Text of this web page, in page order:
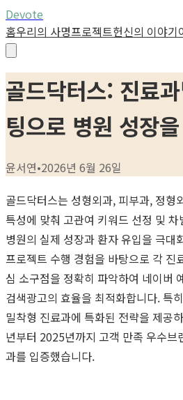
Devote
홈우리의 사명프로젝트헌신의 이야기
골드닥터스: 진료
팅으로 병원 성장
윤서연•2026년 6월 26일
골드닥터스는 성형외과, 피부과, 정형
특성에 맞춰 고관여 키워드 선정 및
병원의 실제 성장과 환자 유입을 극대
프로젝트 수행 경험을 바탕으로 각 진
심 소구점을 정확히 파악하여 네이버
검색광고의 효율을 최적화합니다. 특
밀착형 진료과에 특화된 전략을 제공
년부터 2025년까지 고객 만족 우수브
과를 입증했습니다.